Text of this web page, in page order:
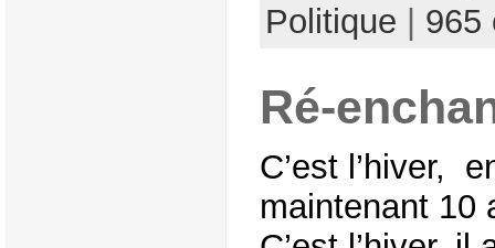
Politique | 965
Ré-
C’est l’hiver,
maintenant 10